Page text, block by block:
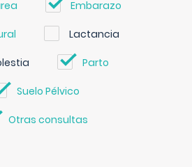
Embarazo
Lactancia
Parto
Suelo Pélvico
Otras consultas